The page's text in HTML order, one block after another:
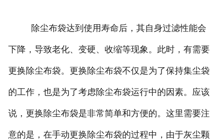
联系我们
除尘布袋达到使用寿命后，其自身过滤性能会
下降，导致老化、变硬、收缩等现象。此时，有需要
更换除尘布袋。更换除尘布袋不仅是为了保持集尘袋
的工作，也是为了考虑除尘布袋运行中的因素。应该
说，更换除尘布袋是非常简单和方便的。这里需要注
意的是，在手动更换除尘布袋的过程中，由于灰尘颗